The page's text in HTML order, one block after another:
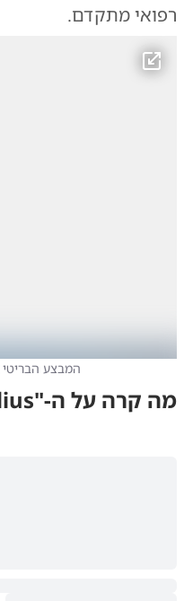
רפואי מתקדם.
המבצע הבריטי
מה קרה על ה-"MV Hondius"?